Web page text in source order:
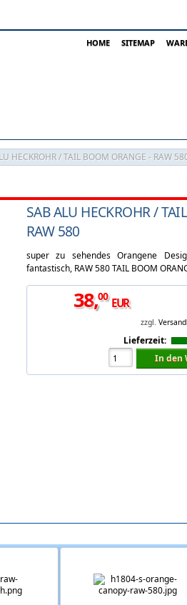
HOME SITEMAP
HECKROHR / TAIL BOOM ORANGE - RAW
SAB ALU HECKROHR /
RAW 580
super zu sehendes Orangene
fantastisch, RAW 580 TAIL BOOM
38,00 EUR
zzgl.
Lieferzeit:
In den